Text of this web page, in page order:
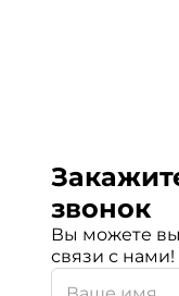
звонок
Вы можете
связи с нами!